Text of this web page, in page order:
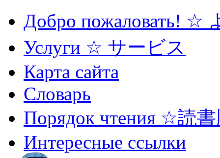
Добро пожаловать! ☆
Услуги ☆ サービス
Карта сайта
Словарь
Порядок чтения ☆読
Интересные ссылки